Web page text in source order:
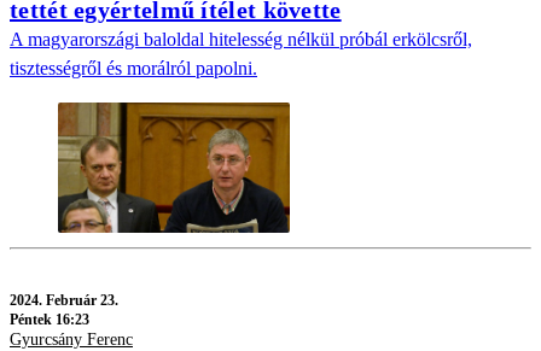
tettét egyértelmű ítélet követte
A magyarországi baloldal hitelesség nélkül próbál erkölcsről,
tisztességről és morálról papolni.
2024. Február 23.
Péntek 16:23
Gyurcsány Ferenc